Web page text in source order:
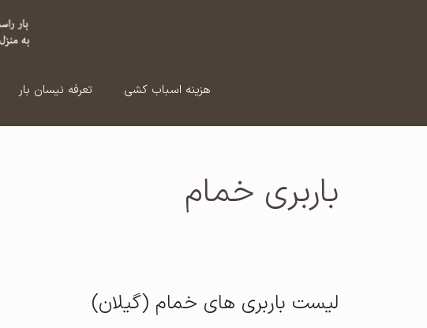
هزینه اسباب کشی تعرفه نیسان بار
باربری خمام
لیست باربری های خمام (گیلان)